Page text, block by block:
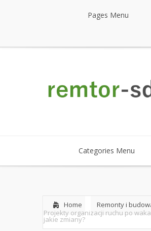
Pages Menu
Categories Menu
Home
Remonty i
Projekty organizacji ruchu po
jakie zmiany?